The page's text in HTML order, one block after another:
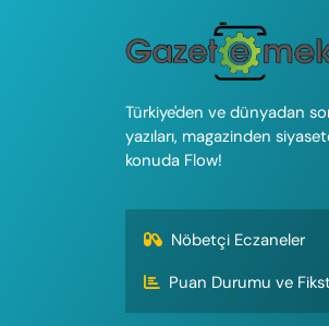
Türkiye'den ve dünyadan
yazıları, magazinden
konuda Flow!
Nöbetçi Eczaneler
Puan Durumu ve